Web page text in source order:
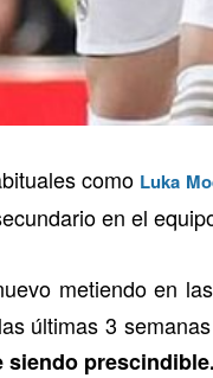
como Luka
en el
metiendo en
últimas 3
siendo prescindible.